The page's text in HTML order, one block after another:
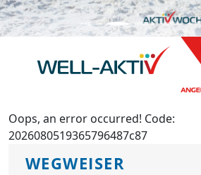
Oops, an error occurred! Code:
2026080519365796487c87
WEGWEISER